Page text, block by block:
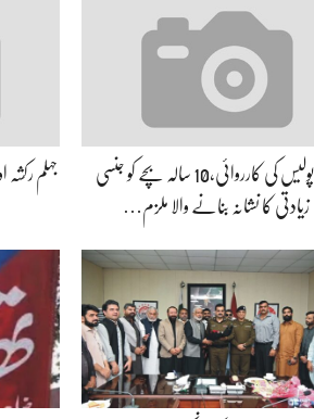
جہلم پولیس کی کارروائی،10 سالہ بچے کو جنسی
زیادتی کا نشانہ بنانے والا ملزم…
جہلم رکشہ